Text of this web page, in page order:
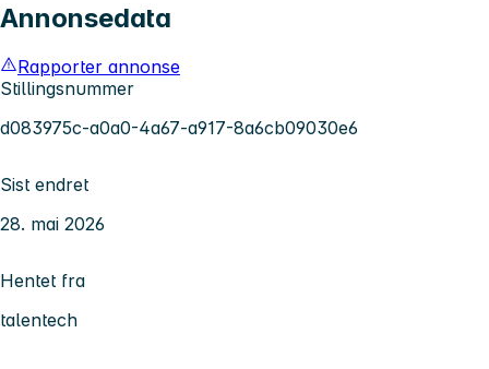
Annonsedata
Rapporter annonse
Stillingsnummer
d083975c-a0a0-4a67-a917-8a6cb09030e6
Sist endret
28. mai 2026
Hentet fra
talentech